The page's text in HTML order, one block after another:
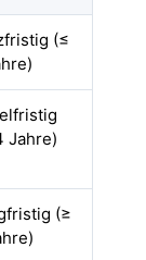
(≤
Jahre)
(≥